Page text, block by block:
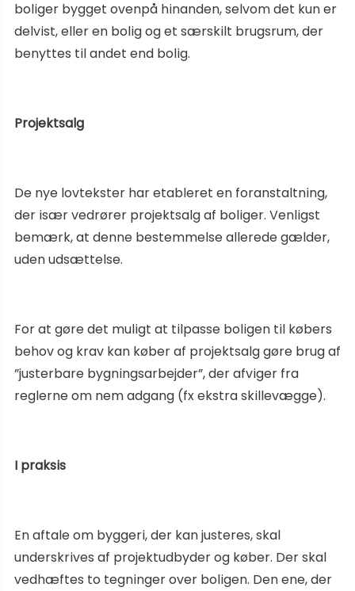
boliger bygget ovenpå hinanden, selvom det kun er
delvist, eller en bolig og et særskilt brugsrum, der
benyttes til andet end bolig.
Projektsalg
De nye lovtekster har etableret en foranstaltning,
der især vedrører projektsalg af boliger. Venligst
bemærk, at denne bestemmelse allerede gælder,
uden udsættelse.
For at gøre det muligt at tilpasse boligen til købers
behov og krav kan køber af projektsalg gøre brug af
”justerbare bygningsarbejder”, der afviger fra
reglerne om nem adgang (fx ekstra skillevægge).
I praksis
En aftale om byggeri, der kan justeres, skal
underskrives af projektudbyder og køber. Der skal
vedhæftes to tegninger over boligen. Den ene, der